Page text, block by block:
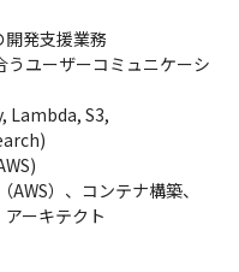
開発支援業務
うユーザーコミュニケーシ
Lambda, S3,
）、コンテナ構築、
ーキテクト